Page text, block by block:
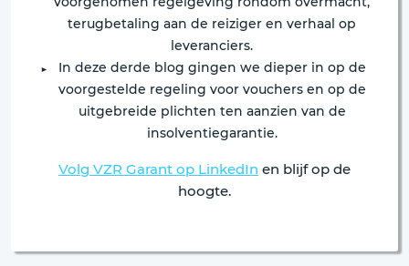
terugbetaling aan de reiziger en verhaal op
leveranciers.
In deze derde blog gingen we dieper in op de
voorgestelde regeling voor vouchers en op de
uitgebreide plichten ten aanzien van de
insolventiegarantie.
Volg VZR Garant op LinkedIn en blijf op de
hoogte.